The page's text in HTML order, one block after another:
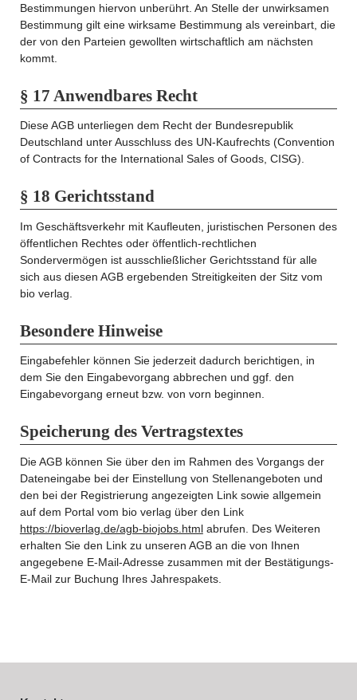
Bestimmungen hiervon unberührt. An Stelle der unwirksamen
Bestimmung gilt eine wirksame Bestimmung als vereinbart, die
der von den Parteien gewollten wirtschaftlich am nächsten
kommt.
§ 17 Anwendbares Recht
Diese AGB unterliegen dem Recht der Bundesrepublik
Deutschland unter Ausschluss des UN-Kaufrechts (Convention
of Contracts for the International Sales of Goods, CISG).
§ 18 Gerichtsstand
Im Geschäftsverkehr mit Kaufleuten, juristischen Personen des
öffentlichen Rechtes oder öffentlich-rechtlichen
Sondervermögen ist ausschließlicher Gerichtsstand für alle
sich aus diesen AGB ergebenden Streitigkeiten der Sitz vom
bio verlag.
Besondere Hinweise
Eingabefehler können Sie jederzeit dadurch berichtigen, in
dem Sie den Eingabevorgang abbrechen und ggf. den
Eingabevorgang erneut bzw. von vorn beginnen.
Speicherung des Vertragstextes
Die AGB können Sie über den im Rahmen des Vorgangs der
Dateneingabe bei der Einstellung von Stellenangeboten und
den bei der Registrierung angezeigten Link sowie allgemein
auf dem Portal vom bio verlag über den Link
https://bioverlag.de/agb-biojobs.htmlabrufen. Des Weiteren
erhalten Sie den Link zu unseren AGB an die von Ihnen
angegebene E-Mail-Adresse zusammen mit der Bestätigungs-
E-Mail zur Buchung Ihres Jahrespakets.